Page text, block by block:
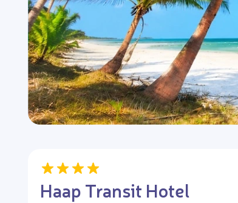
Haap Transit Hotel